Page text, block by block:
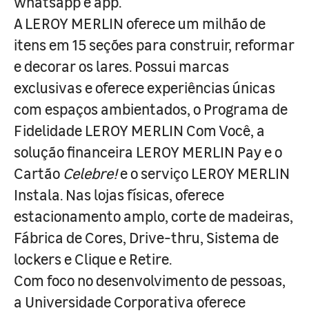
A LEROY MERLIN oferece um milhão de
itens em 15 seções para construir, reformar
e decorar os lares. Possui marcas
exclusivas e oferece experiências únicas
com espaços ambientados, o Programa de
Fidelidade LEROY MERLIN Com Você, a
solução financeira LEROY MERLIN Pay e o
Cartão Celebre!e o serviço LEROY MERLIN
Instala. Nas lojas físicas, oferece
estacionamento amplo, corte de madeiras,
Fábrica de Cores, Drive-thru, Sistema de
lockers e Clique e Retire.
Com foco no desenvolvimento de pessoas,
a Universidade Corporativa oferece